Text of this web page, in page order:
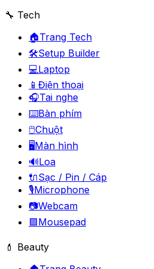
🔧 Tech
🏠Trang Tech
🛠️Setup Builder
💻Laptop
📱 Điện thoại
🎧Tai nghe
⌨️Bàn phím
🖱️Chuột
🖥️Màn hình
🔊Loa
🔌Sạc / Pin / Cáp
🎙️Microphone
📷Webcam
🟪Mousepad
💄 Beauty